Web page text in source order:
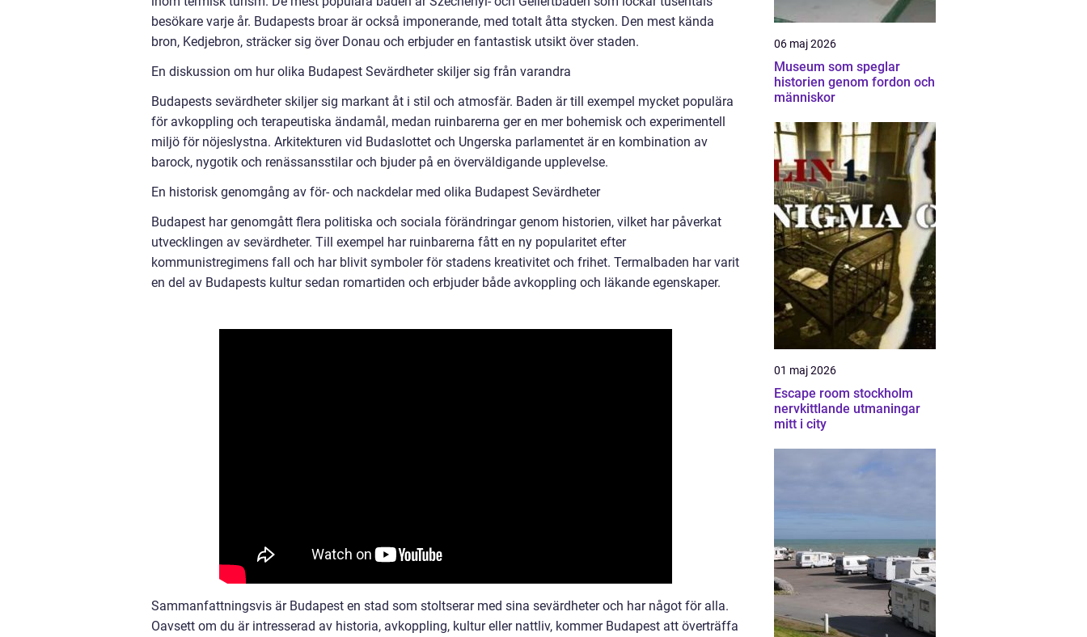
besökare varje år. Budapests broar är också imponerande, med totalt åtta stycken. Den mest kända
bron, Kedjebron, sträcker sig över Donau och erbjuder en fantastisk utsikt över staden.
En diskussion om hur olika Budapest Sevärdheter skiljer sig från varandra
Budapests sevärdheter skiljer sig markant åt i stil och atmosfär. Baden är till exempel mycket populära
för avkoppling och terapeutiska ändamål, medan ruinbarerna ger en mer bohemisk och experimentell
miljö för nöjeslystna. Arkitekturen vid Budaslottet och Ungerska parlamentet är en kombination av
barock, nygotik och renässansstilar och bjuder på en överväldigande upplevelse.
En historisk genomgång av för- och nackdelar med olika Budapest Sevärdheter
Budapest har genomgått flera politiska och sociala förändringar genom historien, vilket har påverkat
utvecklingen av sevärdheter. Till exempel har ruinbarerna fått en ny popularitet efter
kommunistregimens fall och har blivit symboler för stadens kreativitet och frihet. Termalbaden har varit
en del av Budapests kultur sedan romartiden och erbjuder både avkoppling och läkande egenskaper.
Sammanfattningsvis är Budapest en stad som stoltserar med sina sevärdheter och har något för alla.
Oavsett om du är intresserad av historia, avkoppling, kultur eller nattliv, kommer Budapest att överträffa
06 maj 2026
Museum som speglar
historien genom fordon och
människor
01 maj 2026
Escape room stockholm
nervkittlande utmaningar
mitt i city